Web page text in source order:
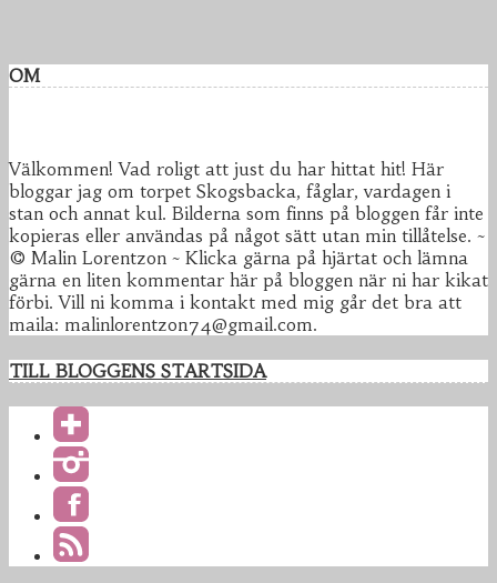
OM
Välkommen! Vad roligt att just du har hittat hit! Här
bloggar jag om torpet Skogsbacka, fåglar, vardagen i
stan och annat kul. Bilderna som finns på bloggen får inte
kopieras eller användas på något sätt utan min tillåtelse. ~
© Malin Lorentzon ~ Klicka gärna på hjärtat och lämna
gärna en liten kommentar här på bloggen när ni har kikat
förbi. Vill ni komma i kontakt med mig går det bra att
maila: malinlorentzon74@gmail.com.
TILL BLOGGENS STARTSIDA